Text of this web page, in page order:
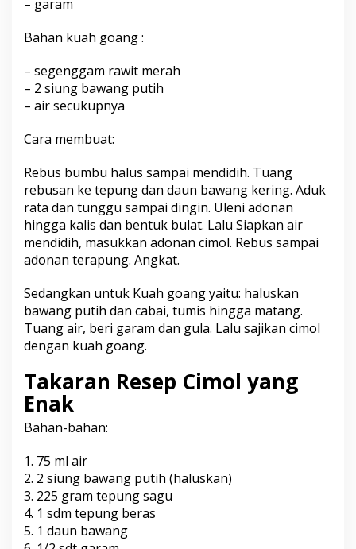
– garam
Bahan kuah goang :
– segenggam rawit merah
– 2 siung bawang putih
– air secukupnya
Cara membuat:
Rebus bumbu halus sampai mendidih. Tuang
rebusan ke tepung dan daun bawang kering. Aduk
rata dan tunggu sampai dingin. Uleni adonan
hingga kalis dan bentuk bulat. Lalu Siapkan air
mendidih, masukkan adonan cimol. Rebus sampai
adonan terapung. Angkat.
Sedangkan untuk Kuah goang yaitu: haluskan
bawang putih dan cabai, tumis hingga matang.
Tuang air, beri garam dan gula. Lalu sajikan cimol
dengan kuah goang.
Takaran Resep Cimol yang
Enak
Bahan-bahan:
1. 75 ml air
2. 2 siung bawang putih (haluskan)
3. 225 gram tepung sagu
4. 1 sdm tepung beras
5. 1 daun bawang